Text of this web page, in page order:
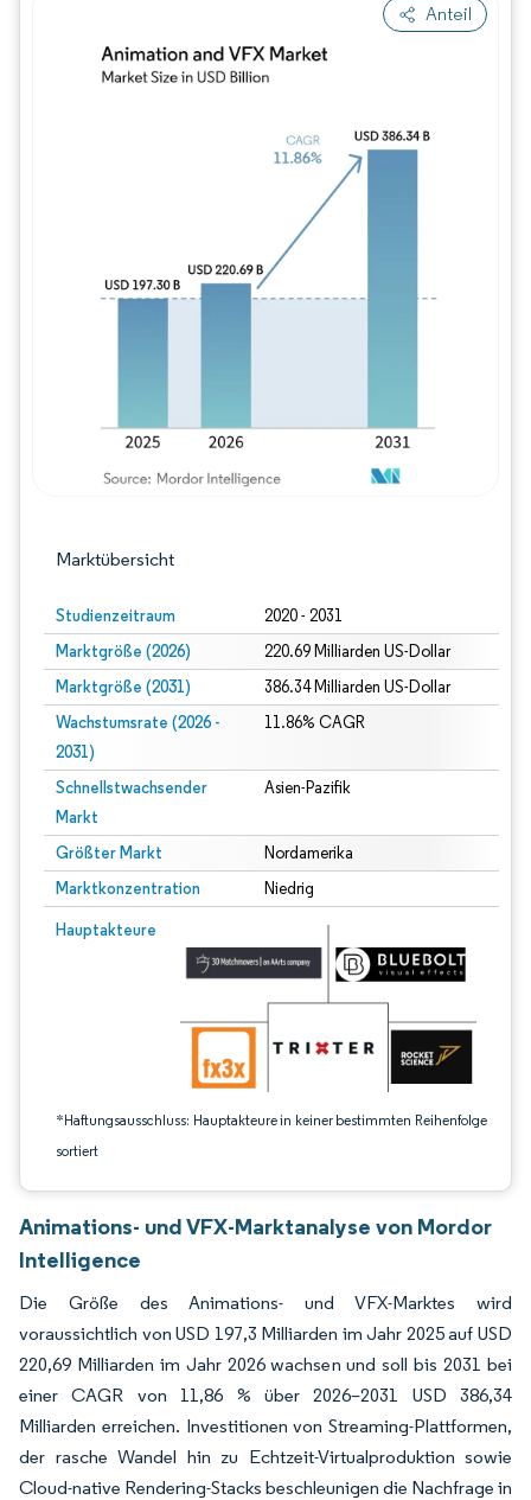
Anteil
Marktübersicht
Studienzeitraum 2020 - 2031
Marktgröße (2026) 220.69 Milliarden US-Dollar
Marktgröße (2031) 386.34 Milliarden US-Dollar
Wachstumsrate (2026 -
2031)
11.86% CAGR
Schnellstwachsender
Markt
Asien-Pazifik
Größter Markt Nordamerika
Marktkonzentration Niedrig
Hauptakteure
*Haftungsausschluss: Hauptakteure in keiner bestimmten Reihenfolge
sortiert
Bild © Mordor Intelligence. Wiederverwendung erfordert Namensnennung
Bild © Mordor Intelligence.
Animations- und VFX-Marktanalyse von Mordor
Intelligence
Die Größe des Animations- und VFX-Marktes wird
voraussichtlich von USD 197,3 Milliarden im Jahr 2025 auf USD
220,69 Milliarden im Jahr 2026 wachsen und soll bis 2031 bei
einer CAGR von 11,86 % über 2026–2031 USD 386,34
Milliarden erreichen. Investitionen von Streaming-Plattformen,
der rasche Wandel hin zu Echtzeit-Virtualproduktion sowie
Cloud-native Rendering-Stacks beschleunigen die Nachfrage in